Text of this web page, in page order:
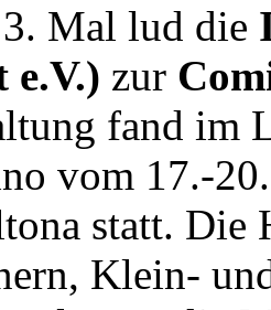
Mal lud die
e.V.) zur
fand im
vom 17.-
statt. Die
Klein-